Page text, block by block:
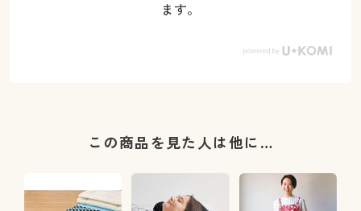
ます。
この商品を見た人は他に…